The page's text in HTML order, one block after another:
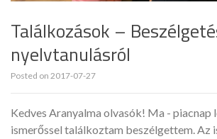
Találkozások –
nyelvtanulásról
Posted on 2017-07-27
Kedves Aranyalma olvasók! Ma - piacnap
ismerőssel találkoztam beszélgettem. Az